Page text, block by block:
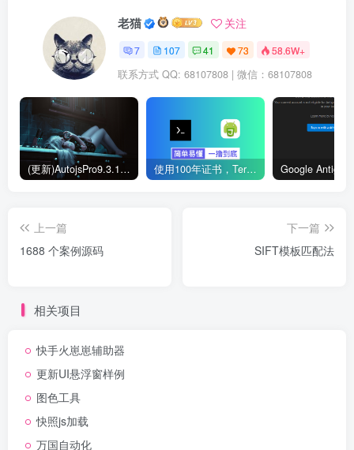
老猫 关注
7 107 41 73 58.6W+
联系方式 QQ: 68107808 | 微信：68107808
(更新)AutojsPro9.3.11免ROOT破解版直接运行 去除升级弹窗 使用100年证书，Termux部署本地Autojs验证服务器
上一篇
1688 个案例源码
下一篇
SIFT模板匹配法
相关项目
快手火崽崽辅助器
更新UI悬浮窗样例
图色工具
快照js加载
万国自动化